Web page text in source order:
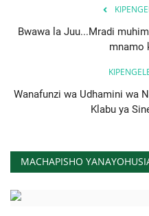
Bwawa la Juu...Mradi
mnamo
Wanafunzi wa Udhamini wa
Klabu ya
MACHAPISHO